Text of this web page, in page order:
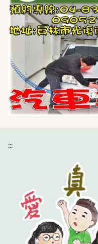
:::